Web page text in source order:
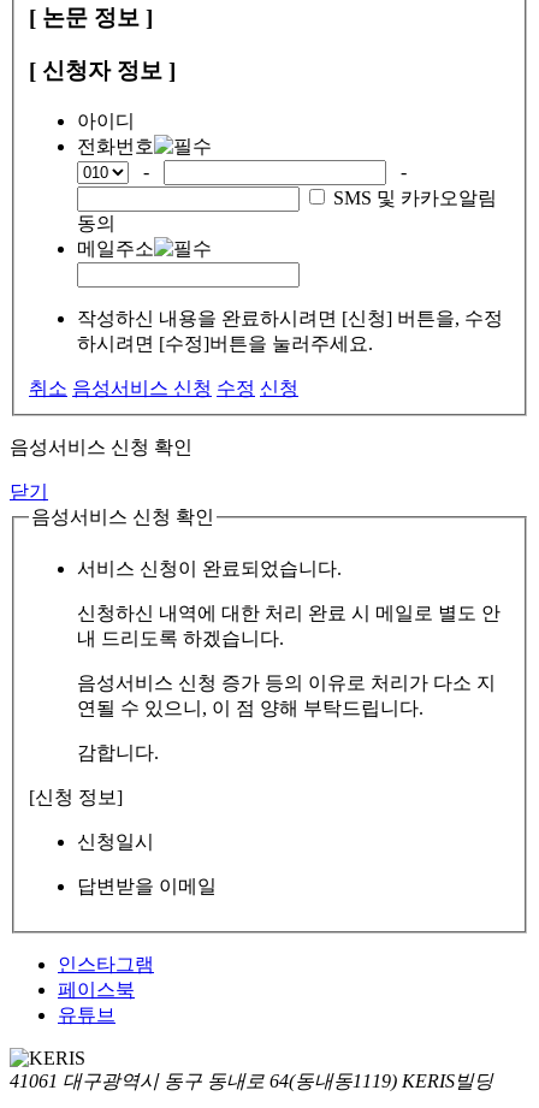
[ 논문 정보 ]
[ 신청자 정보 ]
아이디
전화번호
-
-
SMS 및 카카오알림
동의
메일주소
작성하신 내용을 완료하시려면 [신청] 버튼을, 수정
하시려면 [수정]버튼을 눌러주세요.
취소 음성서비스 신청 수정 신청
음성서비스 신청 확인
닫기
음성서비스 신청 확인
서비스 신청이 완료되었습니다.
신청하신 내역에 대한 처리 완료 시 메일로 별도 안
내 드리도록 하겠습니다.
음성서비스 신청 증가 등의 이유로 처리가 다소 지
연될 수 있으니, 이 점 양해 부탁드립니다.
감합니다.
[신청 정보]
신청일시
답변받을 이메일
인스타그램
페이스북
유튜브
41061 대구광역시 동구 동내로 64(동내동1119) KERIS빌딩